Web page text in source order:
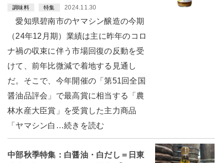
調味料 特集 2024.11.30
愛知県碧南市のヤマシン醸造の今期
（24年12月期）業績は主に昨年のコロ
ナ禍の収束に伴う市場回復の反動を受
けて、前年比微減で着地する見通し
だ。そこで、今年開催の「第51回全国
醤油品評会」で最高賞に相当する「農
林水産大臣賞」を受賞した主力商品
「ヤマシン白…続きを読む
中部秋季特集：白醤油・白だし＝日東